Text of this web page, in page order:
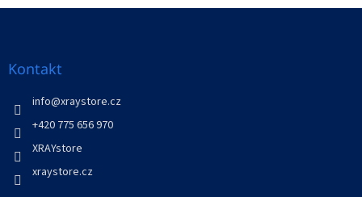
l
Z
Kontakt
info@xraystore.cz
+420 775 656 970
XRAYstore
xraystore.cz